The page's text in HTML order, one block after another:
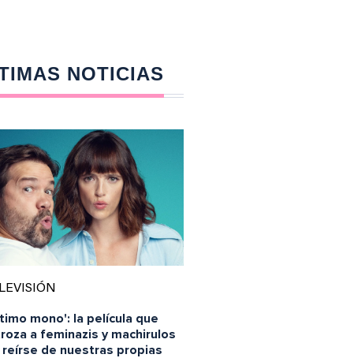
NOTICIAS
mono': la película que
a feminazis y machirulos
reírse de nuestras propias